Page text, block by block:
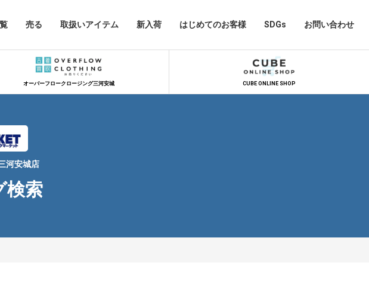
売る 取扱いアイテム 新入荷 はじめてのお客様 SDGs お問い合わせ
オーバーフロークロージング三河安城 CUBE ONLINE SHOP
河安城店
検索